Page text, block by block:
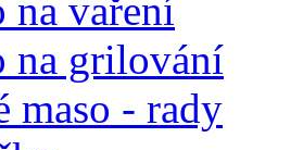
na vaření
na grilování
maso - rady